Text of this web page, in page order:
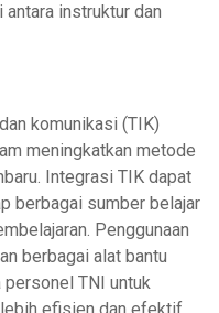
instruktur dan
komunikasi (TIK)
meningkatkan metode
Integrasi TIK dapat
berbagai sumber belajar
Penggunaan
berbagai alat bantu
personel TNI untuk